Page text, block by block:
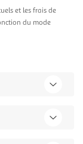
et les frais de
du mode